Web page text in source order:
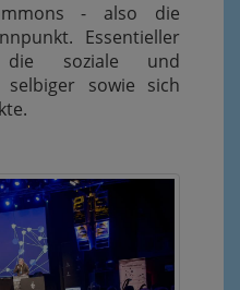
- also die
Essentieller
soziale und
selbiger sowie sich